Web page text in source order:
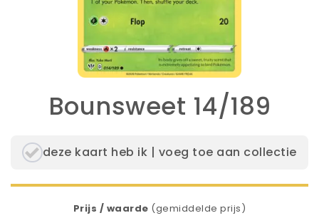
Bounsweet 14/189
deze kaart heb ik | voeg toe aan collectie
Prijs / waarde (gemiddelde prijs)